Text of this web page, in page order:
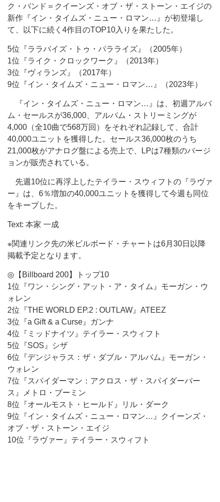
ク・バンド＝クイーンズ・オブ・ザ・ストーン・エイジの
新作『イン・タイムズ・ニュー・ロマン…』が初登場し
て、以下に続く4作目のTOP10入りを果たした。
5位『ララバイズ・トゥ・パラライズ』（2005年）
1位『ライク・クロックワーク』（2013年）
3位『ヴィランズ』（2017年）
9位『イン・タイムズ・ニュー・ロマン…』（2023年）
『イン・タイムズ・ニュー・ロマン…』は、初週アルバ
ム・セールスが36,000、アルバム・ストリーミングが
4,000（全10曲で568万回）をそれぞれ記録して、合計
40,000ユニットを獲得した。セールス36,000枚のうち
21,000枚がアナログ盤による売上で、LPは7種類のバージ
ョンが販売されている。
先週10位に再浮上したテイラー・スウィフトの『ラヴァ
ー』は、6％増加の40,000ユニットを獲得して今週も同位
をキープした。
Text: 本家 一成
※関連リンク先の米ビルボード・チャートは6月30日以降
掲載予定となります。
◎【Billboard 200】トップ10
1位『ワン・シング・アット・ア・タイム』モーガン・ウ
ォレン
2位『THE WORLD EP.2 : OUTLAW』ATEEZ
3位『a Gift & a Curse』ガンナ
4位『ミッドナイツ』テイラー・スウィフト
5位『SOS』シザ
6位『デンジャラス：ザ・ダブル・アルバム』モーガン・
ウォレン
7位『スパイダーマン：アクロス・ザ・スパイダーバー
ス』メトロ・ブーミン
8位『オールモスト・ヒールド』リル・ダーク
9位『イン・タイムズ・ニュー・ロマン…』クイーンズ・
オブ・ザ・ストーン・エイジ
10位『ラヴァー』テイラー・スウィフト